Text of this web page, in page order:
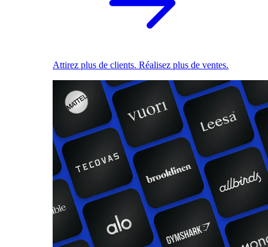
Attirez plus de clients. Réalisez plus de ventes.